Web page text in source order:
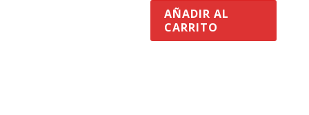
AÑADIR AL
CARRITO